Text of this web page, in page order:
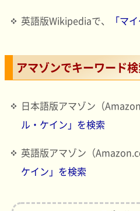
英語版Wikipediaで、
「マ
アマゾンでキーワード
日本語版アマゾン（
ル・ケイン」を検索
英語版アマゾン（
ケイン」を検索